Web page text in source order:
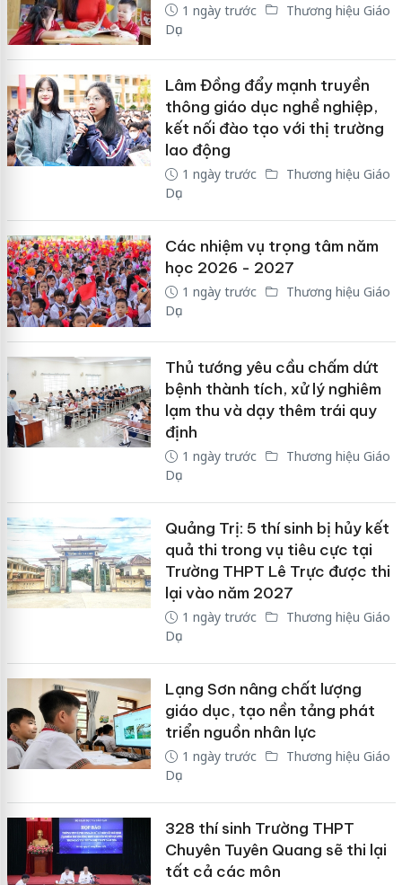
1 ngày trước
Thương hiệu Giáo
Dục
Lâm Đồng đẩy mạnh truyền
thông giáo dục nghề nghiệp,
kết nối đào tạo với thị trường
lao động
1 ngày trước
Thương hiệu Giáo
Dục
Các nhiệm vụ trọng tâm năm
học 2026 - 2027
1 ngày trước
Thương hiệu Giáo
Dục
Thủ tướng yêu cầu chấm dứt
bệnh thành tích, xử lý nghiêm
lạm thu và dạy thêm trái quy
định
1 ngày trước
Thương hiệu Giáo
Dục
Quảng Trị: 5 thí sinh bị hủy kết
quả thi trong vụ tiêu cực tại
Trường THPT Lê Trực được thi
lại vào năm 2027
1 ngày trước
Thương hiệu Giáo
Dục
Lạng Sơn nâng chất lượng
giáo dục, tạo nền tảng phát
triển nguồn nhân lực
1 ngày trước
Thương hiệu Giáo
Dục
328 thí sinh Trường THPT
Chuyên Tuyên Quang sẽ thi lại
tất cả các môn